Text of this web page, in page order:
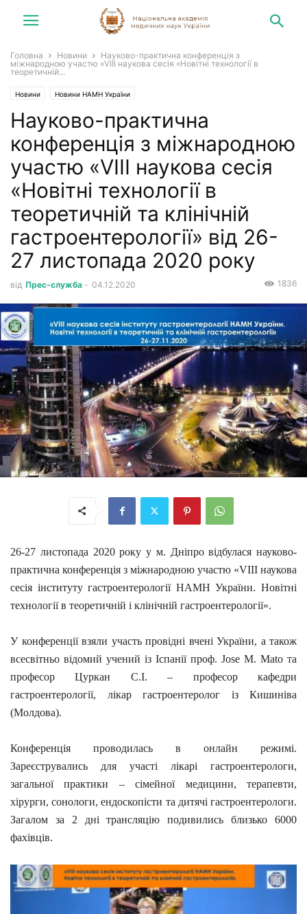
Головна Новини
Науково-практична конференція з
міжнародною участю «VIII наукова сесія «Новітні технології в
теоретичній...
Новини Новини НАМН України
Науково-практична
конференція з міжнародною
участю «VIII наукова сесія
«Новітні технології в
теоретичній та клінічній
гастроентерології» від 26-
27 листопада 2020 року
від Прес-служба - 04.12.2020 1836
26-27 листопада 2020 року у м. Дніпро відбулася науково-
практична конференція з міжнародною участю «VIII наукова
сесія інституту гастроентерології НАМН України. Новітні
технології в теоретичній і клінічній гастроентерології».
У конференції взяли участь провідні вчені України, а також
всесвітньо відомий учений із Іспанії проф. Jose M. Mato та
професор Цуркан С.І. – професор кафедри
гастроентерології, лікар гастроентеролог із Кишиніва
(Молдова).
Конференція проводилась в онлайн режимі.
Зареєструвались для участі лікарі гастроентерологи,
загальної практики – сімейної медицини, терапевти,
хірурги, сонологи, ендоскопісти та дитячі гастроентерологи.
Загалом за 2 дні трансляцію подивились близько 6000
фахівців.